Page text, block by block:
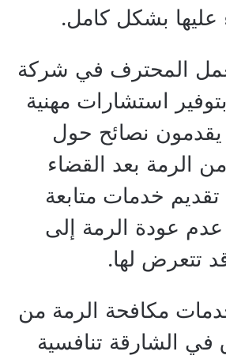
بشكل كامل.
المحترف في شركة
استشارات مهنية
يقدمون نصائح حول
الرمة بعد القضاء
تقديم خدمات متابعة
عودة الرمة إلى
تتعرض لها.
مكافحة الرمة من
في الشارقة تنافسية